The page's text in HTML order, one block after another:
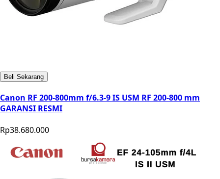
Beli Sekarang
Canon RF 200-800mm f/6.3-9 IS USM RF 200-800 mm
GARANSI RESMI
Rp38.680.000